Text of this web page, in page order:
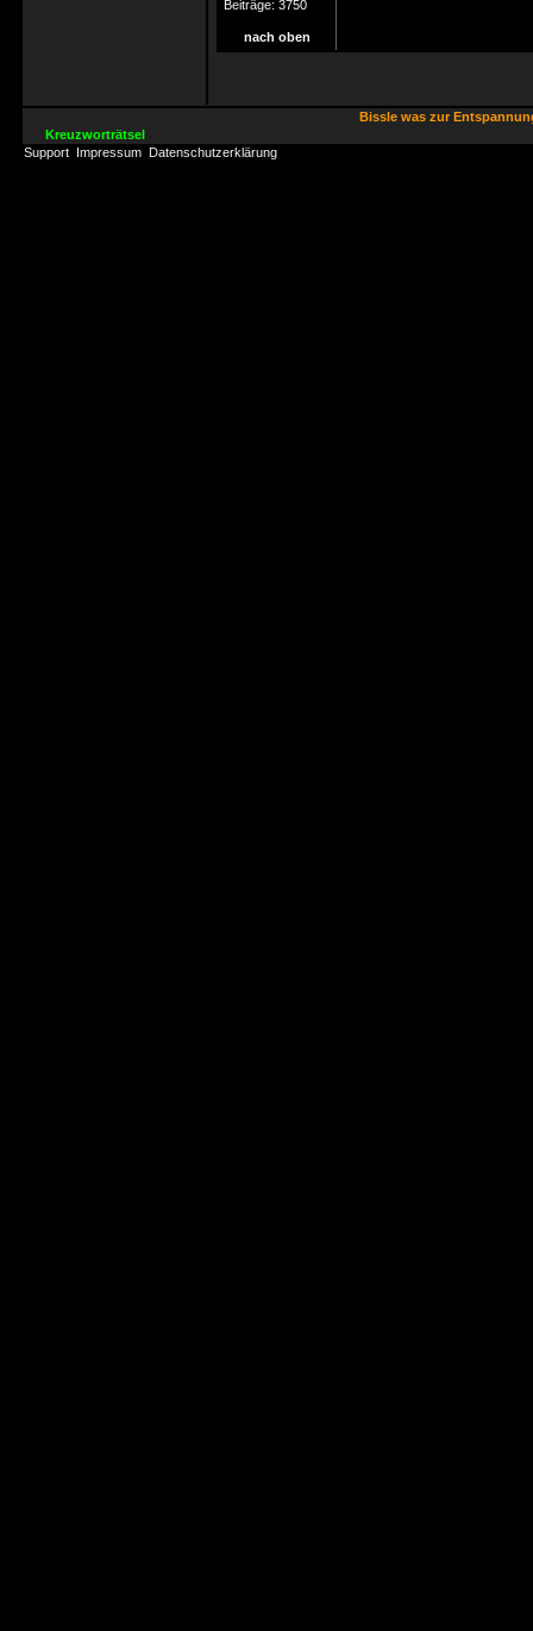
Beiträge: 3750
nach oben
Bissle was zur
Kreuzworträtsel
Support Impressum Datenschutzerklärung